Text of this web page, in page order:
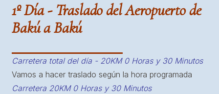
1º Día - Traslado del Aeropuerto de
Bakú a Bakú
Carretera total del día - 20KM 0 Horas y 30 Minutos
Vamos a hacer traslado según la hora programada
Carretera 20KM 0 Horas y 30 Minutos